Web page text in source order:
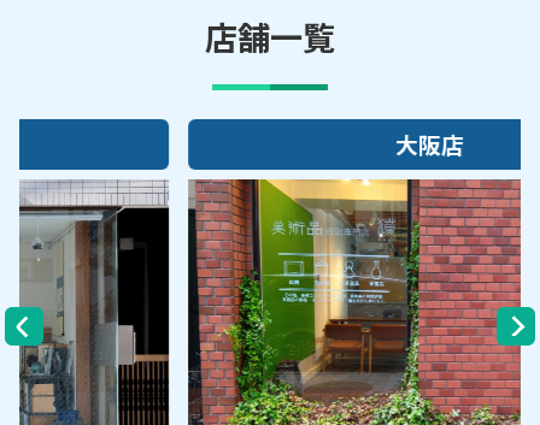
店舗一覧